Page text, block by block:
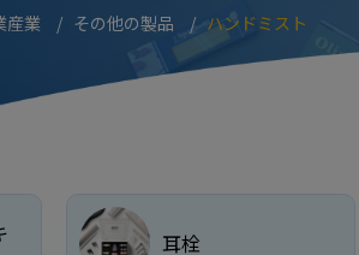
産業 その他の製品 ハンドミスト
耳栓